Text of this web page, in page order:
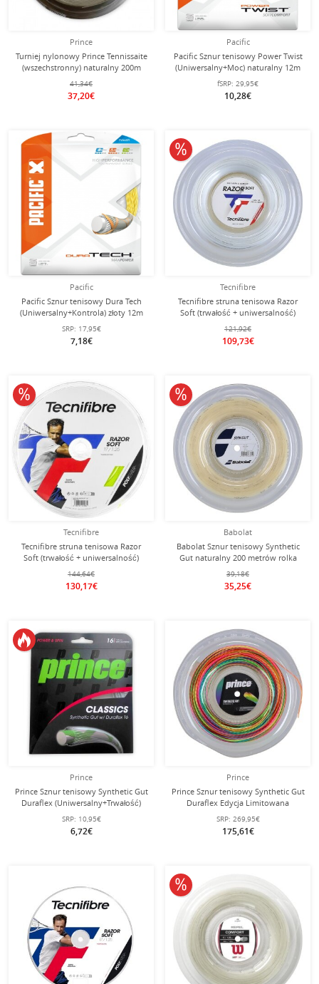
Prince
Turniej nylonowy Prince Tennissaite
(wszechstronny) naturalny 200m
rolka
41,34€
37,20€
Pacific
Pacific Sznur tenisowy Power Twist
(Uniwersalny+Moc) naturalny 12m
Zestaw
fSRP: 29,95€
10,28€
Pacific
Pacific Sznur tenisowy Dura Tech
(Uniwersalny+Kontrola) złoty 12m
Zestaw
SRP: 17,95€
7,18€
Tecnifibre
Tecnifibre struna tenisowa Razor
Soft (trwałość + uniwersalność)
biała 200m rolka
121,92€
109,73€
10% obniżone
Tecnifibre
Tecnifibre struna tenisowa Razor
Soft (trwałość + uniwersalność)
limonkowa 200m rolka
144,64€
130,17€
10% obniżone
Babolat
Babolat Sznur tenisowy Synthetic
Gut naturalny 200 metrów rolka
39,18€
35,25€
10% obniżone
Prince
Prince Sznur tenisowy Synthetic Gut
Duraflex (Uniwersalny+Trwałość)
platinum 12m Zestaw
SRP: 10,95€
6,72€
Prince
Prince Sznur tenisowy Synthetic Gut
Duraflex Edycja Limitowana
(Uniwersalny+Trwałość) kolorowy
200 metrów rolka
SRP: 269,95€
175,61€
10% obniżone